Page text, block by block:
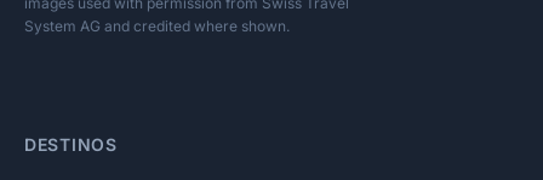
System AG and credited where shown.
DESTINOS